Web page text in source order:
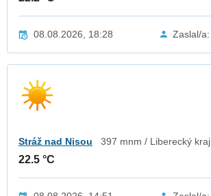
08.08.2026, 18:28 Zaslal/a:
Stráž nad Nisou 397 mnm / Liberecký kraj
22.5 °C